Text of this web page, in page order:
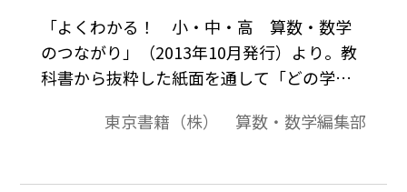
「よくわかる！ 小・中・高 算数・数学
のつながり」（2013年10月発行）より。教
科書から抜粋した紙面を通して「どの学年
いるか」が概観できるようになっておりま
説明，学習段階・学習内容の一覧，学習内
東京書籍（株） 算数・数学編集部